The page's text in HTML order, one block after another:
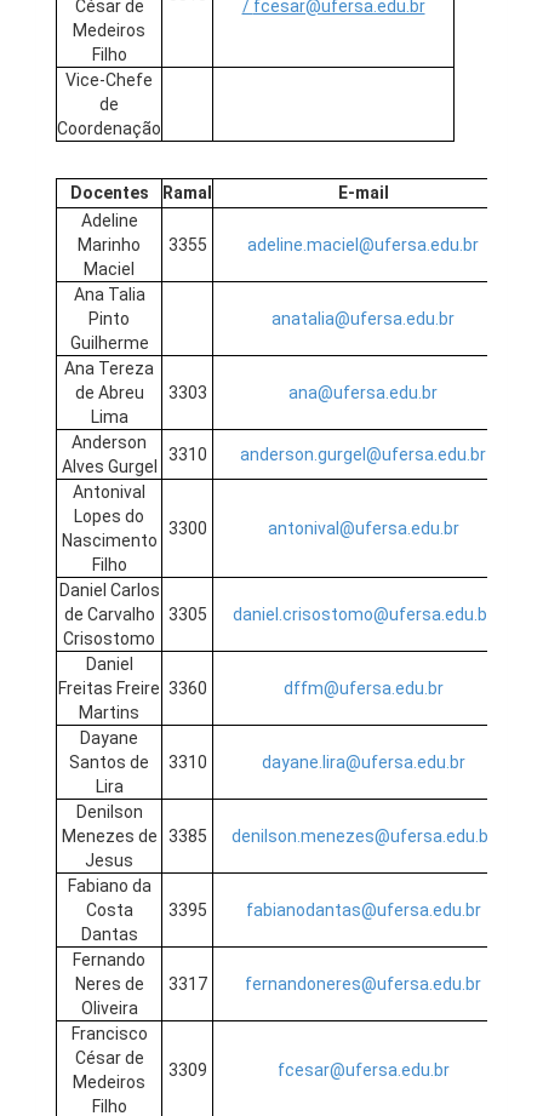
César de
Medeiros
Filho
/ fcesar@ufersa.edu.br
Vice-Chefe
de
Coordenação
Docentes Ramal
E-mail
Adeline
Marinho
Maciel
3355 adeline.maciel@ufersa.edu.br
Ana Talia
Pinto
Guilherme
anatalia@ufersa.edu.br
Ana Tereza
de Abreu
Lima
3303 ana@ufersa.edu.br
Anderson
Alves Gurgel
3310
anderson.gurgel@ufersa.edu.br
Antonival
Lopes do
Nascimento
Filho
3300 antonival@ufersa.edu.br
Daniel Carlos
de Carvalho
Crisostomo
3305 daniel.crisostomo@ufersa.edu.br
Daniel
Freitas Freire
Martins
3360 dffm@ufersa.edu.br
Dayane
Santos de
Lira
3310 dayane.lira@ufersa.edu.br
Denilson
Menezes de
Jesus
3385 denilson.menezes@ufersa.edu.br
Fabiano da
Costa
Dantas
3395 fabianodantas@ufersa.edu.br
Fernando
Neres de
Oliveira
3317 fernandoneres@ufersa.edu.br
Francisco
César de
Medeiros
Filho
3309 fcesar@ufersa.edu.br